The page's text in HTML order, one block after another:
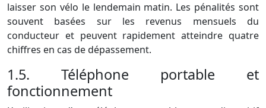
laisser son vélo le lendemain matin. Les pénalités sont
souvent basées sur les revenus mensuels du
conducteur et peuvent rapidement atteindre quatre
chiffres en cas de dépassement.
1.5. Téléphone portable et
fonctionnement